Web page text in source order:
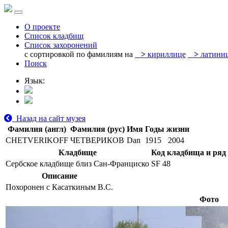
О проекте
Список кладбищ
Список захоронений
с сортировкой по фамилиям на
> кириллице >
Поиск
Язык:
Назад на сайт музея
Фамилия (англ) Фамилия (рус) Имя Годы жизни
CHETVERIKOFF ЧЕТВЕРИКОВ Dan 1915
2004
Кладбище
Код кладбища и ряд
Сербское кладбище близ Сан-Франциско SF 48
Описание
Похоронен с Касаткиным В.С.
Фото